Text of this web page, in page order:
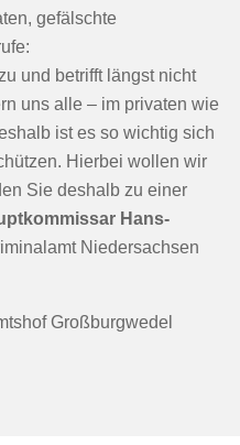
gefälschte
und betrifft längst nicht
uns alle – im privaten wie
ist es so wichtig sich
Hierbei wollen wir
Sie deshalb zu einer
Hans-
Niedersachsen
Großburgwedel